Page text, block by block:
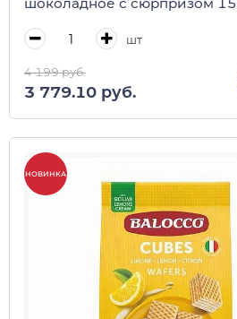
шт
4 199 руб.
3 779.10 руб.
НОВИНКА